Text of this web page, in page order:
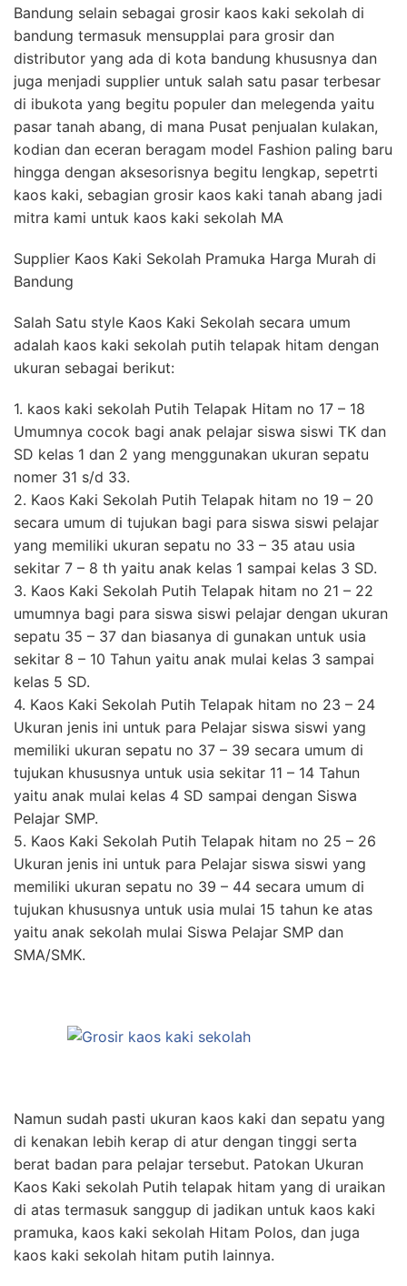
Bandung selain sebagai grosir kaos kaki sekolah di
bandung termasuk mensupplai para grosir dan
distributor yang ada di kota bandung khususnya dan
juga menjadi supplier untuk salah satu pasar terbesar
di ibukota yang begitu populer dan melegenda yaitu
pasar tanah abang, di mana Pusat penjualan kulakan,
kodian dan eceran beragam model Fashion paling baru
hingga dengan aksesorisnya begitu lengkap, sepetrti
kaos kaki, sebagian grosir kaos kaki tanah abang jadi
mitra kami untuk kaos kaki sekolah MA
Supplier Kaos Kaki Sekolah Pramuka Harga Murah di
Bandung
Salah Satu style Kaos Kaki Sekolah secara umum
adalah kaos kaki sekolah putih telapak hitam dengan
ukuran sebagai berikut:
1. kaos kaki sekolah Putih Telapak Hitam no 17 – 18
Umumnya cocok bagi anak pelajar siswa siswi TK dan
SD kelas 1 dan 2 yang menggunakan ukuran sepatu
nomer 31 s/d 33.
2. Kaos Kaki Sekolah Putih Telapak hitam no 19 – 20
secara umum di tujukan bagi para siswa siswi pelajar
yang memiliki ukuran sepatu no 33 – 35 atau usia
sekitar 7 – 8 th yaitu anak kelas 1 sampai kelas 3 SD.
3. Kaos Kaki Sekolah Putih Telapak hitam no 21 – 22
umumnya bagi para siswa siswi pelajar dengan ukuran
sepatu 35 – 37 dan biasanya di gunakan untuk usia
sekitar 8 – 10 Tahun yaitu anak mulai kelas 3 sampai
kelas 5 SD.
4. Kaos Kaki Sekolah Putih Telapak hitam no 23 – 24
Ukuran jenis ini untuk para Pelajar siswa siswi yang
memiliki ukuran sepatu no 37 – 39 secara umum di
tujukan khususnya untuk usia sekitar 11 – 14 Tahun
yaitu anak mulai kelas 4 SD sampai dengan Siswa
Pelajar SMP.
5. Kaos Kaki Sekolah Putih Telapak hitam no 25 – 26
Ukuran jenis ini untuk para Pelajar siswa siswi yang
memiliki ukuran sepatu no 39 – 44 secara umum di
tujukan khususnya untuk usia mulai 15 tahun ke atas
yaitu anak sekolah mulai Siswa Pelajar SMP dan
SMA/SMK.
Namun sudah pasti ukuran kaos kaki dan sepatu yang
di kenakan lebih kerap di atur dengan tinggi serta
berat badan para pelajar tersebut. Patokan Ukuran
Kaos Kaki sekolah Putih telapak hitam yang di uraikan
di atas termasuk sanggup di jadikan untuk kaos kaki
pramuka, kaos kaki sekolah Hitam Polos, dan juga
kaos kaki sekolah hitam putih lainnya.